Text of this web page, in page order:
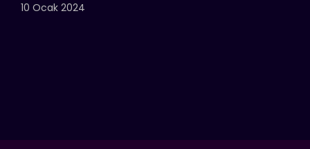
10 Ocak 2024